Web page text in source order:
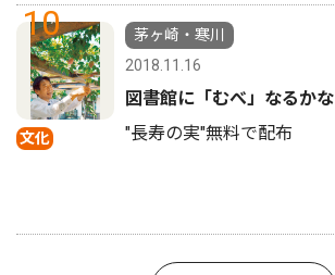
10
文化
茅ヶ崎・寒川
2018.11.16
図書館に「むべ」なるかな
"長寿の実"無料で配布